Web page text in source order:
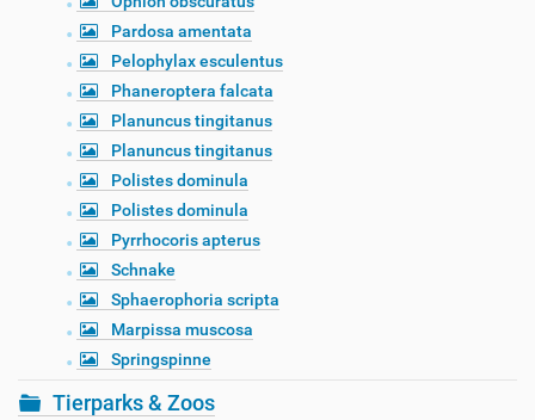
Pardosa amentata
Pelophylax esculentus
Phaneroptera falcata
Planuncus tingitanus
Planuncus tingitanus
Polistes dominula
Polistes dominula
Pyrrhocoris apterus
Schnake
Sphaerophoria scripta
Marpissa muscosa
Springspinne
Tierparks & Zoos